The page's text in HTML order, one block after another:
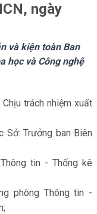
ngày
và kiện toàn Ban
học và Công nghệ
trách nhiệm xuất
Sở: Trưởng ban Biên
tin - Thống kê
phòng Thông tin -